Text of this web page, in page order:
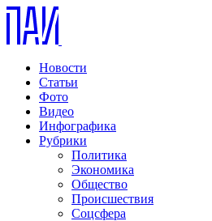
Новости
Статьи
Фото
Видео
Инфографика
Рубрики
Политика
Экономика
Общество
Происшествия
Соцсфера